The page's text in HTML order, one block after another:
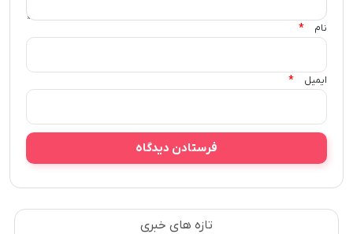
نام *
ایمیل *
تازه های خبری